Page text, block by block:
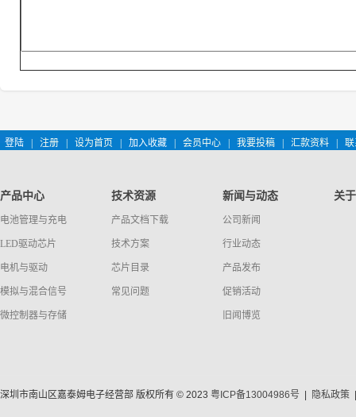
登陆 | 注册 | 设为首页 | 加入收藏 | 会员中心 | 我要投稿 | 汇款资料 |
产品中心
电池管理与充电
LED驱动芯片
电机与驱动
模拟与混合信号
微控制器与存储
技术资源
产品文档下载
技术方案
芯片目录
常见问题
新闻与动态
公司新闻
行业动态
产品发布
促销活动
旧闻博览
关
深圳市南山区嘉泰姆电子经营部 版权所有 © 2023 粤ICP备13004986号 | 隐私政策